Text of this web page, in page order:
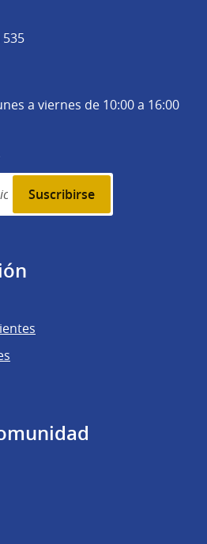
a viernes de 10:00 a 16:00